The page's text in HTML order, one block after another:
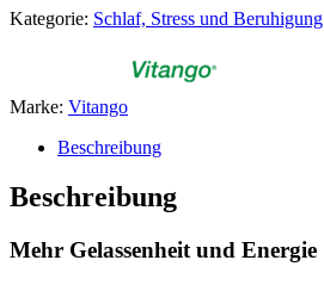
Kategorie: Schlaf, Stress und Beruhigung
Marke: Vitango
Beschreibung
Beschreibung
Mehr Gelassenheit und Energie